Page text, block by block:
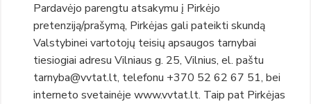
Pardavėjo parengtu atsakymu į Pirkėjo
pretenziją/prašymą, Pirkėjas gali pateikti skundą
Valstybinei vartotojų teisių apsaugos tarnybai
tiesiogiai adresu Vilniaus g. 25, Vilnius, el. paštu
tarnyba@vvtat.lt, telefonu +370 52 62 67 51, bei
interneto svetainėje www.vvtat.lt. Taip pat Pirkėjas